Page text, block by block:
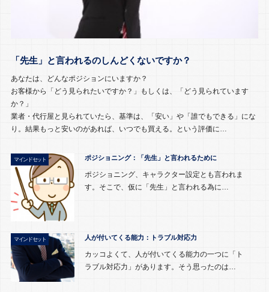
「先生」と言われるのしんどくないですか？
あなたは、どんなポジションにいますか？
お客様から「どう見られたいですか？」もしくは、「どう見られています
か？」
業者・代行屋と見られていたら、基準は、「安い」や「誰でもできる」にな
り。結果もっと安いのがあれば、いつでも買える。という評価に…
マインドセット ポジショニング：「先生」と言われるために
ポジショニング、キャラクター設定とも言われま
す。そこで、仮に「先生」と言われる為に…
マインドセット 人が付いてくる能力：トラブル対応力
カッコよくて、人が付いてくる能力の一つに「ト
ラブル対応力」があります。そう思ったのは…